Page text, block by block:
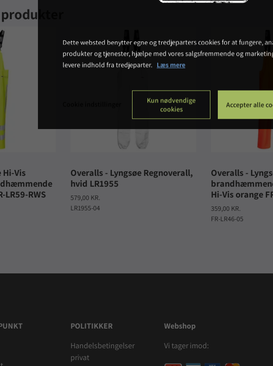
Hi-Vis
LR59-RWS
Overalls - Lyngsøe Regnoverall,
hvid LR1955
579,00 KR.
LR1955-04
Overalls -
Hi-Vis orange
359,00 KR.
FR-LR46-05
POLITIKKER
Handelsbetingelser
privat
Webshop
Vi tager imod:
Dette websted benytter egne og tredjeparters cookies for at fungere,
produkter og tjenester, hjælpe med vores salgsfremmende og
levere indhold fra tredjeparter. Læs mere
Kun nødvendige
cookies
Accepter alle